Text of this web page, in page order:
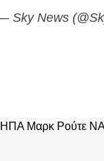
Sky News
ΗΠΑ Μαρκ Ρούτε